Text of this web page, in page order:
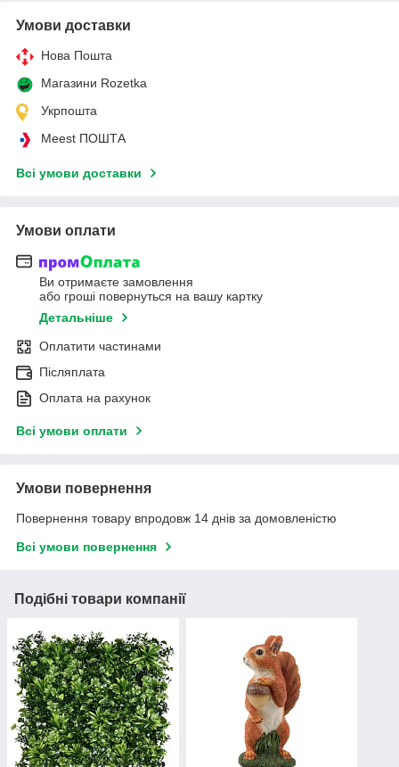
Умови доставки
Нова Пошта
Магазини Rozetka
Укрпошта
Meest ПОШТА
Всі умови доставки
Умови оплати
Ви отримаєте замовлення
або гроші повернуться на вашу картку
Детальніше
Оплатити частинами
Післяплата
Оплата на рахунок
Всі умови оплати
Умови повернення
Повернення товару впродовж 14 днів за домовленістю
Всі умови повернення
Подібні товари компанії